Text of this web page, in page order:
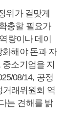
위가 걸맞게
충할 필요가
량이나 데이
화해야 돈과 자
소기업을 지
08/14, 공정
거래위원회 역
는 견해를 밝